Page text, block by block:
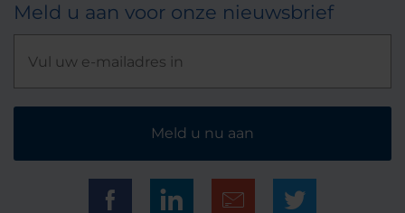
Meld u aan voor onze nieuwsbrief
Meld u nu aan